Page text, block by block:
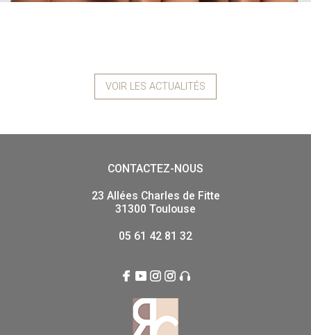
VOIR LES ACTUALITÉS
CONTACTEZ-NOUS
23 Allées Charles de Fitte
31300 Toulouse
05 61 42 81 32